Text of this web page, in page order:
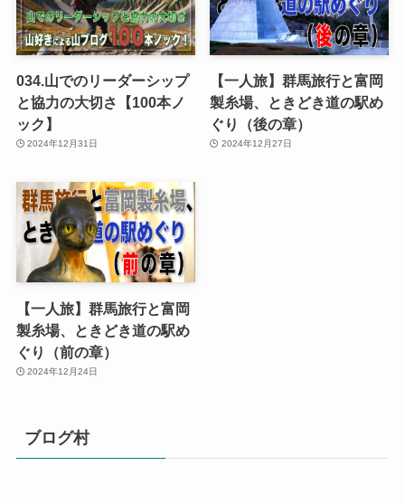
034.山でのリーダーシップ
と協力の大切さ【100本ノ
ック】
2024年12月31日
【一人旅】群馬旅行と富岡
製糸場、ときどき道の駅め
ぐり（後の章）
2024年12月27日
【一人旅】群馬旅行と富岡
製糸場、ときどき道の駅め
ぐり（前の章）
2024年12月24日
ブログ村